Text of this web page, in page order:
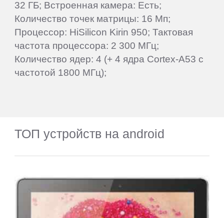
32 ГБ; Встроенная камера: Есть;
Количество точек матрицы: 16 Мп;
Процессор: HiSilicon Kirin 950; Тактовая
частота процессора: 2 300 МГц;
Количество ядер: 4 (+ 4 ядра Cortex-A53 с
частотой 1800 МГц);
ТОП устройств на android